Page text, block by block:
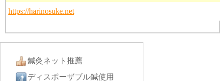
https://harinosuke.net
鍼灸ネット推薦
ディスポーザブル鍼使用